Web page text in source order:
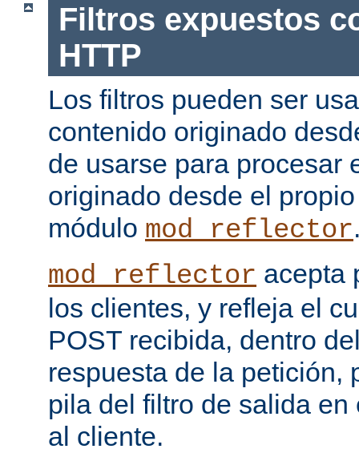
Filtros expuestos
HTTP
Los filtros pueden ser
contenido originado
de usarse para procesar
originado desde el
módulo mod_reflector
mod_reflector acepta
los clientes, y refleja el
POST recibida, dentro
respuesta de la petición,
pila del filtro de salida
al cliente.